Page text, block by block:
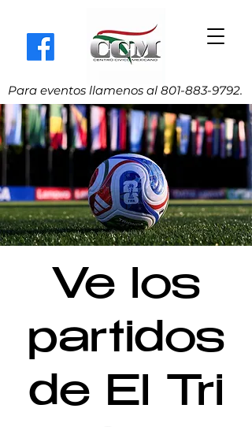
Para eventos llamenos al 801-883-9792.
Ve los
partidos
de El Tri